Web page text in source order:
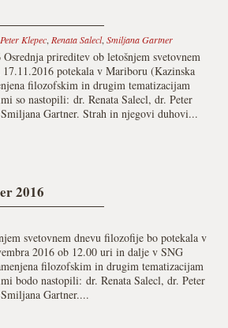
Peter Klepec, Renata Salecl, Smiljana Gartner
prireditev ob letošnjem svetovnem
potekala v Mariboru (Kazinska
filozofskim in drugim tematizacijam
so nastopili: dr. Renata Salecl, dr. Peter
Gartner. Strah in njegovi duhovi...
2016
svetovnem dnevu filozofije bo potekala v
2016 ob 12.00 uri in dalje v SNG
filozofskim in drugim tematizacijam
bodo nastopili: dr. Renata Salecl, dr. Peter
Gartner....